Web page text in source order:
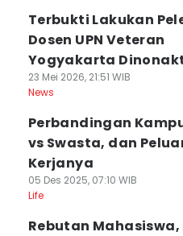
Terbukti Lakukan
Dosen UPN Veteran
Yogyakarta
23 Mei 2026, 21:51 WIB
News
Perbandingan
vs Swasta, dan
Kerjanya
05 Des 2025, 07:10 WIB
Life
Rebutan Mahasiswa,